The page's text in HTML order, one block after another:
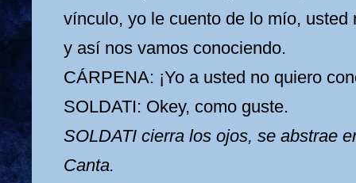
vínculo, yo le cuento de lo mío, usted
y así nos vamos conociendo.
CÁRPENA: ¡Yo a usted no quiero
SOLDATI: Okey, como guste.
SOLDATI cierra los ojos, se abstrae
Canta.